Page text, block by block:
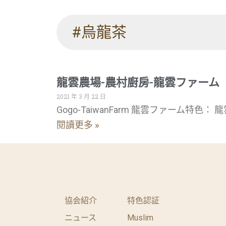
#烏龍茶
龍雲農場-農村廚房-龍雲ファーム
2021 年 3 月 22 日
Gogo-TaiwanFarm 龍雲ファーム特色：
閱讀更多 »
協会紹介
ニュース
特色認証
Muslim